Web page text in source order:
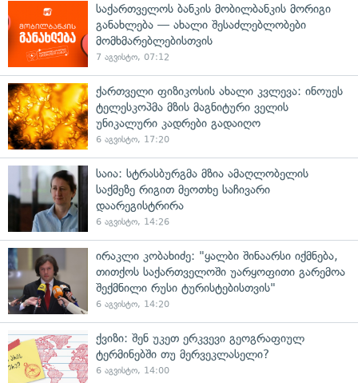
საქართველოს ბანკის მობილბანკის მორიგი
განახლება — ახალი შესაძლებლობები
მომხმარებლებისთვის
7 აგვისტო, 07:12
ქართველი ფიზიკოსის ახალი კვლევა: ინოუეს
ტელესკოპმა მზის მაგნიტური ველის
უნიკალური კადრები გადაიღო
6 აგვისტო, 17:20
საია: სტრასბურგმა მზია ამაღლობელის
საქმეზე რიგით მეოთხე საჩივარი
დაარეგისტრირა
6 აგვისტო, 14:26
ირაკლი კობახიძე: "ყალბი შინაარსი იქმნება,
თითქოს საქართველოში უარყოფითი გარემოა
შექმნილი რუსი ტურისტებისთვის"
6 აგვისტო, 14:20
ქვიზი: შენ უკეთ ერკვევი გეოგრაფიულ
ტერმინებში თუ მერვეკლასელი?
6 აგვისტო, 14:00